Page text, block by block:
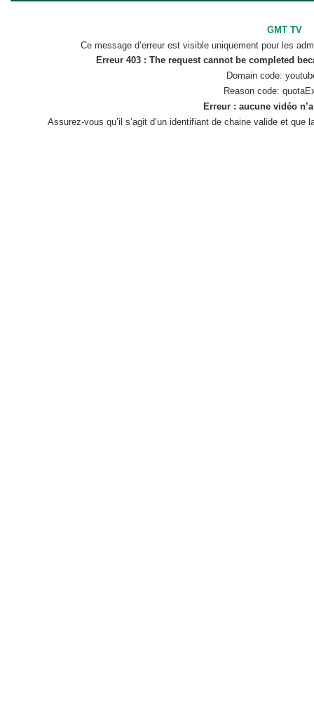
GMT TV
Ce message d’erreur est visible uniquement pour les
Erreur 403 : The request cannot be completed
Domain code:
Reason code:
Erreur : aucune vidéo
Assurez-vous qu’il s’agit d’un identifiant de chaine valide et